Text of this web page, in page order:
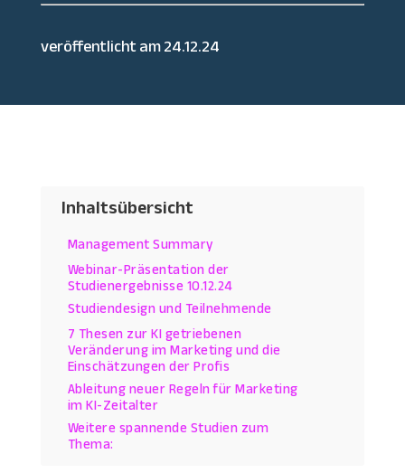
veröffentlicht am 24.12.24
Inhaltsübersicht
Management Summary
Webinar-Präsentation der
Studienergebnisse 10.12.24
Studiendesign und Teilnehmende
7 Thesen zur KI getriebenen
Veränderung im Marketing und die
Einschätzungen der Profis
Ableitung neuer Regeln für Marketing
im KI-Zeitalter
Weitere spannende Studien zum
Thema: